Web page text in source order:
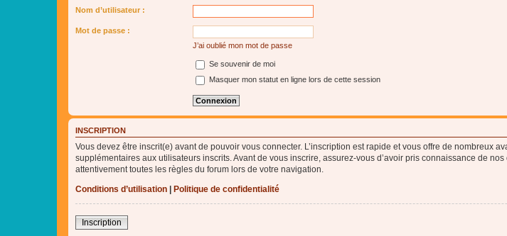
Nom d’utilisateur :
Mot de passe :
J’ai oublié mon mot de passe
Se souvenir de moi
Masquer mon statut en ligne lors de cette session
INSCRIPTION
Vous devez être inscrit(e) avant de pouvoir vous connecter. L’inscription est rapide et vous offre de nombreux
supplémentaires aux utilisateurs inscrits. Avant de vous inscrire, assurez-vous d’avoir pris connaissance de
attentivement toutes les règles du forum lors de votre navigation.
Conditions d’utilisation
Politique de confidentialité
Inscription